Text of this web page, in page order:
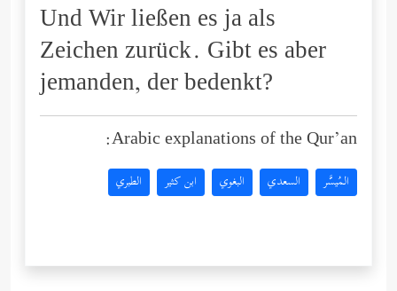
Und Wir ließen es ja als
Zeichen zurück. Gibt es aber
jemanden, der bedenkt?
Arabic explanations of the Qur’an:
المُيسَّر السعدي البغوي ابن كثير الطبري